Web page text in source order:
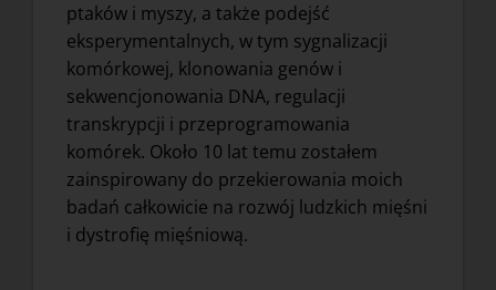
ptaków i myszy, a także podejść
eksperymentalnych, w tym sygnalizacji
komórkowej, klonowania genów i
sekwencjonowania DNA, regulacji
transkrypcji i przeprogramowania
komórek. Około 10 lat temu zostałem
zainspirowany do przekierowania moich
badań całkowicie na rozwój ludzkich mięśni
i dystrofię mięśniową.